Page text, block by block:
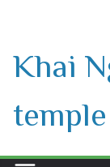
content
Khai
temple